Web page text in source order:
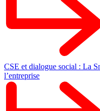
CSE et dialogue social : La
l’entreprise